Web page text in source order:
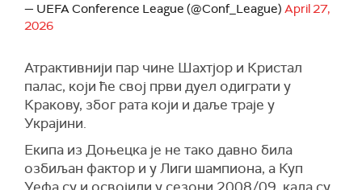
— UEFA Conference League (@Conf_League) April 27,
2026
Атрактивнији пар чине Шахтјор и Кристал
палас, који ће свој први дуел одиграти у
Кракову, због рата који и даље траје у
Украјини.
Екипа из Доњецка је не тако давно била
озбиљан фактор и у Лиги шампиона, а Куп